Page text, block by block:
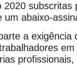
2020 subscritas
um abaixo-
a exigência